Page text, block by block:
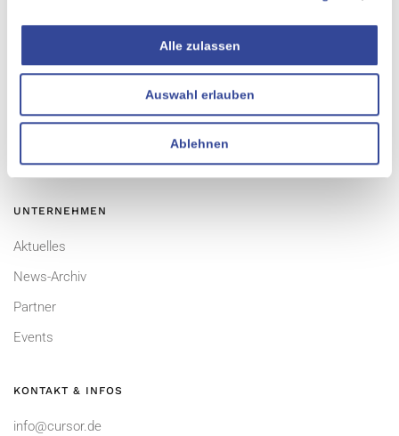
Alle zulassen
Auswahl erlauben
Ablehnen
Übersicht
EVI
UNTERNEHMEN
Aktuelles
News-Archiv
Partner
Events
KONTAKT & INFOS
info@cursor.de